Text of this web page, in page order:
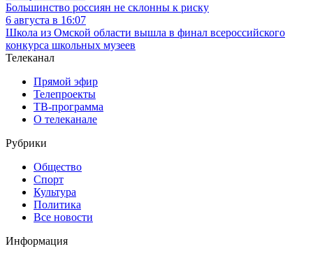
Большинство россиян не склонны к риску
6 августа в 16:07
Школа из Омской области вышла в финал всероссийского
конкурса школьных музеев
Телеканал
Прямой эфир
Телепроекты
ТВ-программа
О телеканале
Рубрики
Общество
Спорт
Культура
Политика
Все новости
Информация